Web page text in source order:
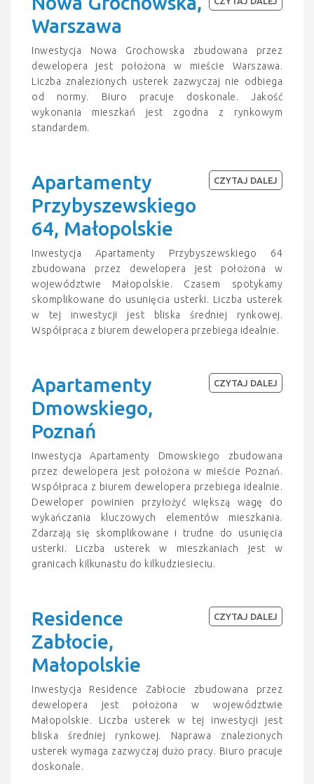
Warszawa
Inwestycja Nowa Grochowska zbudowana przez
dewelopera jest położona w mieście Warszawa.
Liczba znalezionych usterek zazwyczaj nie odbiega
od normy. Biuro pracuje doskonale. Jakość
wykonania mieszkań jest zgodna z rynkowym
standardem.
Apartamenty
Przybyszewskiego
64, Małopolskie
Inwestycja Apartamenty Przybyszewskiego 64
zbudowana przez dewelopera jest położona w
województwie Małopolskie. Czasem spotykamy
skomplikowane do usunięcia usterki. Liczba usterek
w tej inwestycji jest bliska średniej rynkowej.
Współpraca z biurem dewelopera przebiega idealnie.
CZYTAJ DALEJ
Apartamenty
Dmowskiego,
Poznań
Inwestycja Apartamenty Dmowskiego zbudowana
przez dewelopera jest położona w mieście Poznań.
Współpraca z biurem dewelopera przebiega idealnie.
Deweloper powinien przyłożyć większą wagę do
wykańczania kluczowych elementów mieszkania.
Zdarzają się skomplikowane i trudne do usunięcia
usterki. Liczba usterek w mieszkaniach jest w
granicach kilkunastu do kilkudziesieciu.
CZYTAJ DALEJ
Residence
Zabłocie,
Małopolskie
Inwestycja Residence Zabłocie zbudowana przez
dewelopera jest położona w województwie
Małopolskie. Liczba usterek w tej inwestycji jest
bliska średniej rynkowej. Naprawa znalezionych
usterek wymaga zazwyczaj dużo pracy. Biuro pracuje
doskonale.
CZYTAJ DALEJ